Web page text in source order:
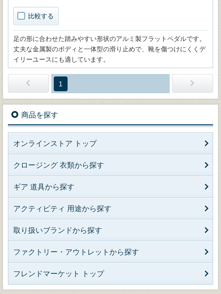
比較する
足の形に合わせた踏みやすい形状のアルミ製フラットペダルです。
丈夫な金属製のボディと一体型の滑り止めで、靴を傷つけにくくデ
イリーユースにも適しています。
1
商品を探す
オンラインストア トップ
クロージング 衣類から探す
ギア 道具から探す
アクティビティ 用途から探す
取り扱いブランドから探す
ファクトリー・アウトレットから探す
フレンドマーケット トップ